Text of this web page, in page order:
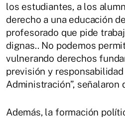
los estudiantes, a los
derecho a una educación
profesorado que pide
dignas.. No podemos
vulnerando derechos
previsión y
Administración”, señalaron
Además, la formación